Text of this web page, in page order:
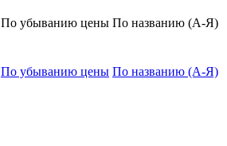
По убыванию цены По названию (А-Я)
По убыванию цены По названию (А-Я)